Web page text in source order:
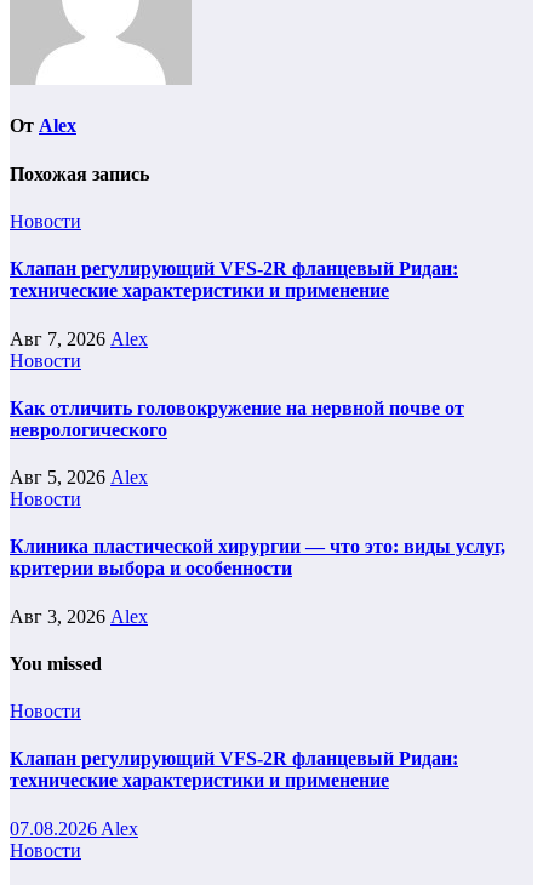
От Alex
Похожая запись
Новости
Клапан регулирующий VFS-2R фланцевый Ридан:
технические характеристики и применение
Авг 7, 2026 Alex
Новости
Как отличить головокружение на нервной почве от
неврологического
Авг 5, 2026 Alex
Новости
Клиника пластической хирургии — что это: виды услуг,
критерии выбора и особенности
Авг 3, 2026 Alex
You missed
Новости
Клапан регулирующий VFS-2R фланцевый Ридан:
технические характеристики и применение
07.08.2026 Alex
Новости